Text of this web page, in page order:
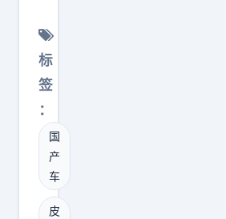
2
7
0
m
m
车
长
，
钛
9
，
亚
迪
旗
下
方
标
签
：
国
产
车
皮